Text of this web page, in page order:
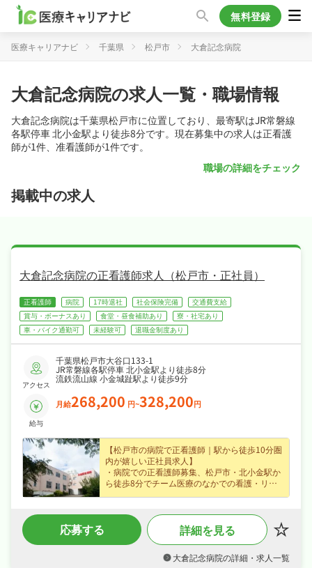
無料登録
医療キャリアナビ 千葉県 松戸市 大倉記念病院
大倉記念病院の求人一覧・職場情報
大倉記念病院は千葉県松戸市に位置しており、最寄駅はJR常磐線
各駅停車 北小金駅より徒歩8分です。現在募集中の求人は正看護
師が1件、准看護師が1件です。
職場の詳細をチェック
掲載中の求人
大倉記念病院の正看護師求人（松戸市・正社員）
正看護師 病院 17時退社 社会保険完備
交通費支給
賞与・ボーナスあり
食堂・昼食補助あり
寮・社宅あり
車・バイク通勤可
未経験可 退職金制度あり
アクセス
千葉県松戸市大谷口133-1
JR常磐線各駅停車 北小金駅より徒歩8分
流鉄流山線 小金城趾駅より徒歩9分
給与
月給268,200 円~328,200円
【松戸市の病院で正看護師｜駅から徒歩10分圏
内が嬉しい正社員求人】
・病院での正看護師募集、松戸市・北小金駅か
ら徒歩8分でチーム医療のなかでの看護・リハ
・月給26.8〜32.8万円（正社員）、賞与年2
回・資格手当・夜勤手当・皆勤手当など各種手
当・昇給ありなど好待遇で、安定した収入を目
・4週8休、年末年始休暇など長期休暇も取りや
応募する 詳細を見る
大倉記念病院の詳細・求人一覧